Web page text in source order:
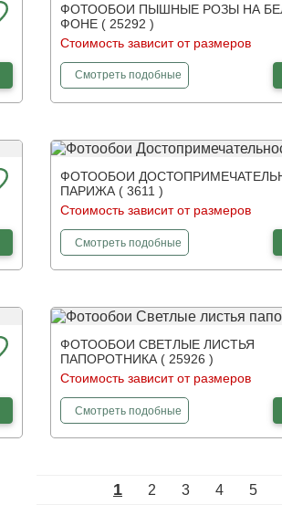
ФОТООБОИ ПЫШНЫЕ РОЗЫ НА
ФОНЕ ( 25292 )
Стоимость зависит от размеров
Смотретьфотообои
подобныеПышные розы на
ФОТООБОИ
ПАРИЖА ( 3611 )
Стоимость зависит от размеров
Смотретьфотообои
подобные
ФОТООБОИ СВЕТЛЫЕ ЛИСТЬЯ
ПАПОРОТНИКА ( 25926 )
Стоимость зависит от размеров
Смотретьфотообои
подобныеСветлые листья
1 2 3 4 5